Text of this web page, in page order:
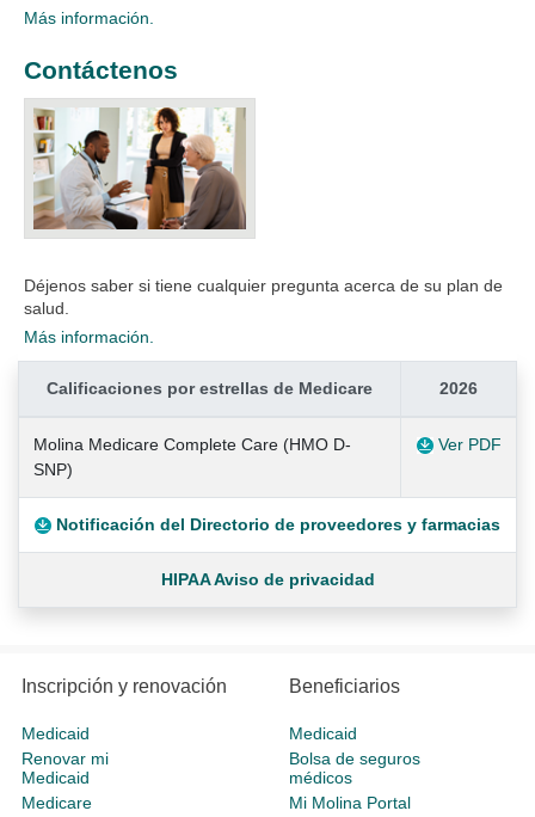
Más información.
Contáctenos
Déjenos saber si tiene cualquier pregunta acerca de su plan de
salud.
Más información.
Calificaciones por estrellas de Medicare 2026
Molina Medicare Complete Care (HMO D-
SNP)
Ver PDF
Notificación del Directorio de proveedores y farmacias
HIPAA Aviso de privacidad
Inscripción y renovación
Medicaid
Renovar mi
Medicaid
Medicare
Beneficiarios
Medicaid
Bolsa de seguros
médicos
Mi Molina Portal